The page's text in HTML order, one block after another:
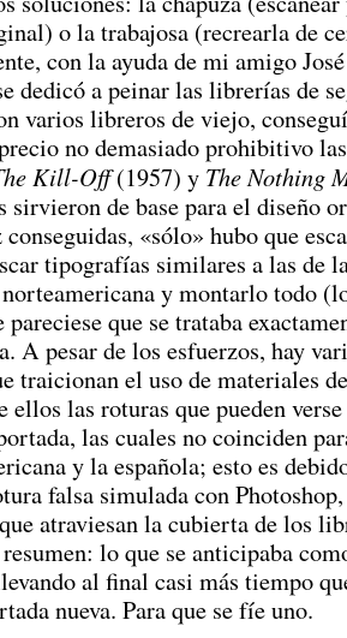
o la trabajosa (recrearla de
con la ayuda de mi amigo
dedicó a peinar las librerías de
varios libreros de viejo,
no demasiado prohibitivo
Kill-Off(1957) y The Nothing
sirvieron de base para el diseño
«sólo» hubo que
tipografías similares a las de
y montarlo todo
pareciese que se trataba
A pesar de los esfuerzos, hay
traicionan el uso de materiales
ellos las roturas que pueden
las cuales no coinciden
y la española; esto es
falsa simulada con
atraviesan la cubierta de los
lo que se anticipaba
al final casi más tiempo
nueva. Para que se fíe uno.